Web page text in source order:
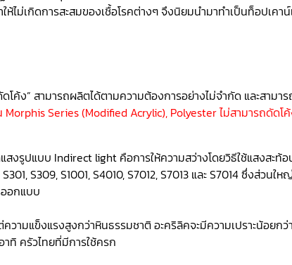
ไม่เกิดการสะสมของเชื้อโรคต่างๆ จึงนิยมนำมาทำเป็นท็อปเคา
ค้ง” สามารถผลิตได้ตามความต้องการอย่างไม่จำกัด และสาม
Morphis Series (Modified Acrylic), Polyester ไม่สามารถดัดโ
งรูปแบบ Indirect light คือการให้ความสว่างโดยวิธีใช้แสงสะท้
S309, S1001, S4010, S7012, S7013 และ S7014 ซึ่งส่
อกแบบ
วามแข็งแรงสูงกว่าหินธรรมชาติ อะคริลิคจะมีความเปราะน้อย
ทิ ครัวไทยที่มีการใช้ครก